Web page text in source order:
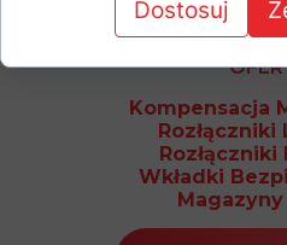
Kompensacja
Wkładki
Dostosuj